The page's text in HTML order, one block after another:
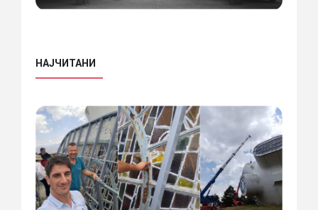
НАЈЧИТАНИ